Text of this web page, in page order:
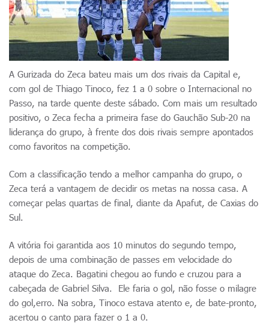
A Gurizada do Zeca bateu mais um dos rivais da Capital e,
com gol de Thiago Tinoco, fez 1 a 0 sobre o Internacional no
Passo, na tarde quente deste sábado. Com mais um resultado
positivo, o Zeca fecha a primeira fase do Gauchão Sub-20 na
liderança do grupo, à frente dos dois rivais sempre apontados
como favoritos na competição.
Com a classificação tendo a melhor campanha do grupo, o
Zeca terá a vantagem de decidir os metas na nossa casa. A
começar pelas quartas de final, diante da Apafut, de Caxias do
Sul.
A vitória foi garantida aos 10 minutos do segundo tempo,
depois de uma combinação de passes em velocidade do
ataque do Zeca. Bagatini chegou ao fundo e cruzou para a
cabeçada de Gabriel Silva. Ele faria o gol, não fosse o milagre
do gol,erro. Na sobra, Tinoco estava atento e, de bate-pronto,
acertou o canto para fazer o 1 a 0.